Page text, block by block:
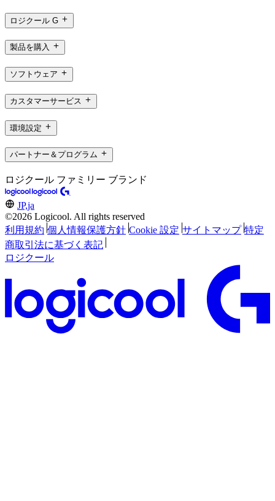
ロジクール G
製品を購入
ソフトウェア
カスタマーサービス
環境設定
パートナー＆プログラム
ロジクール ファミリー ブランド
JP,ja
©2026 Logicool. All rights reserved
利用規約 個人情報保護方針 Cookie 設定 サイトマップ 特定
商取引法に基づく表記
ロジクール